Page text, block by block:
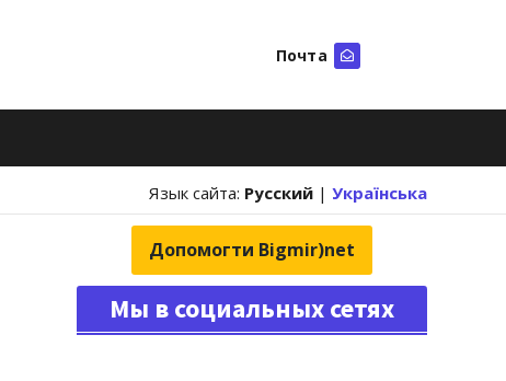
Почта
Язык сайта: Русский | Українська
Допомогти Bigmir)net
Мы в социальных сетях